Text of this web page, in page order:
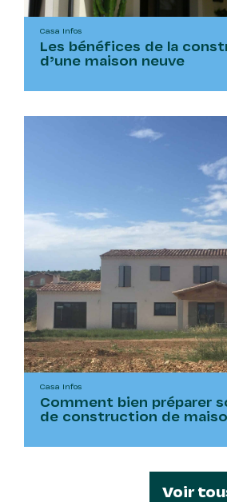
Casa Infos
Les bénéfices de la
d’une maison neuve
Casa Infos
Comment bien préparer
de construction de
Voir